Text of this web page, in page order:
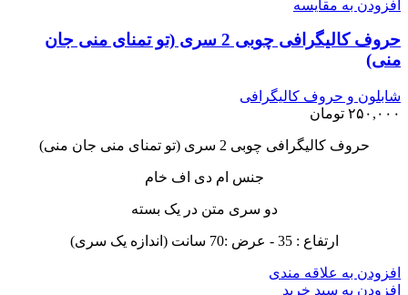
افزودن به مقایسه
حروف کالیگرافی چوبی 2 سری (تو تمنای منی جان
منی)
شابلون و حروف کالیگرافی
۲۵۰,۰۰۰ تومان
حروف کالیگرافی چوبی 2 سری (تو تمنای منی جان منی)
جنس ام دی اف خام
دو سری متن در یک بسته
ارتفاع : 35 - عرض :70 سانت (اندازه یک سری)
افزودن به علاقه مندی
افزودن به سبد خرید